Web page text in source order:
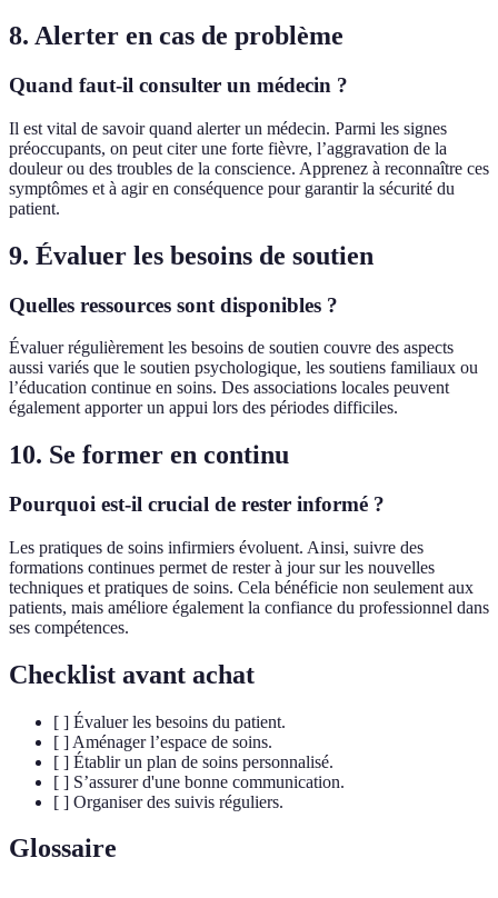
8. Alerter en cas de problème
Quand faut-il consulter un médecin ?
Il est vital de savoir quand alerter un médecin. Parmi les signes
préoccupants, on peut citer une forte fièvre, l’aggravation de la
douleur ou des troubles de la conscience. Apprenez à reconnaître ces
symptômes et à agir en conséquence pour garantir la sécurité du
patient.
9. Évaluer les besoins de soutien
Quelles ressources sont disponibles ?
Évaluer régulièrement les besoins de soutien couvre des aspects
aussi variés que le soutien psychologique, les soutiens familiaux ou
l’éducation continue en soins. Des associations locales peuvent
également apporter un appui lors des périodes difficiles.
10. Se former en continu
Pourquoi est-il crucial de rester informé ?
Les pratiques de soins infirmiers évoluent. Ainsi, suivre des
formations continues permet de rester à jour sur les nouvelles
techniques et pratiques de soins. Cela bénéficie non seulement aux
patients, mais améliore également la confiance du professionnel dans
ses compétences.
Checklist avant achat
[ ] Évaluer les besoins du patient.
[ ] Aménager l’espace de soins.
[ ] Établir un plan de soins personnalisé.
[ ] S’assurer d'une bonne communication.
[ ] Organiser des suivis réguliers.
Glossaire